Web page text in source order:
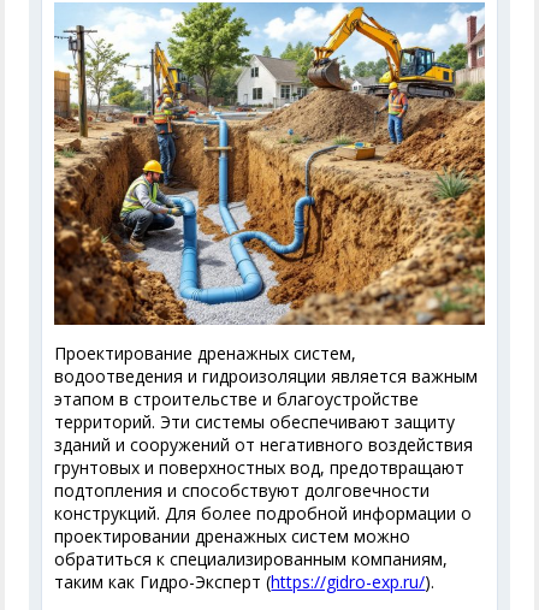
Проектирование дренажных систем,
водоотведения и гидроизоляции является важным
этапом в строительстве и благоустройстве
территорий. Эти системы обеспечивают защиту
зданий и сооружений от негативного воздействия
грунтовых и поверхностных вод, предотвращают
подтопления и способствуют долговечности
конструкций. Для более подробной информации о
проектировании дренажных систем можно
обратиться к специализированным компаниям,
таким как Гидро-Эксперт (https://gidro-exp.ru/).